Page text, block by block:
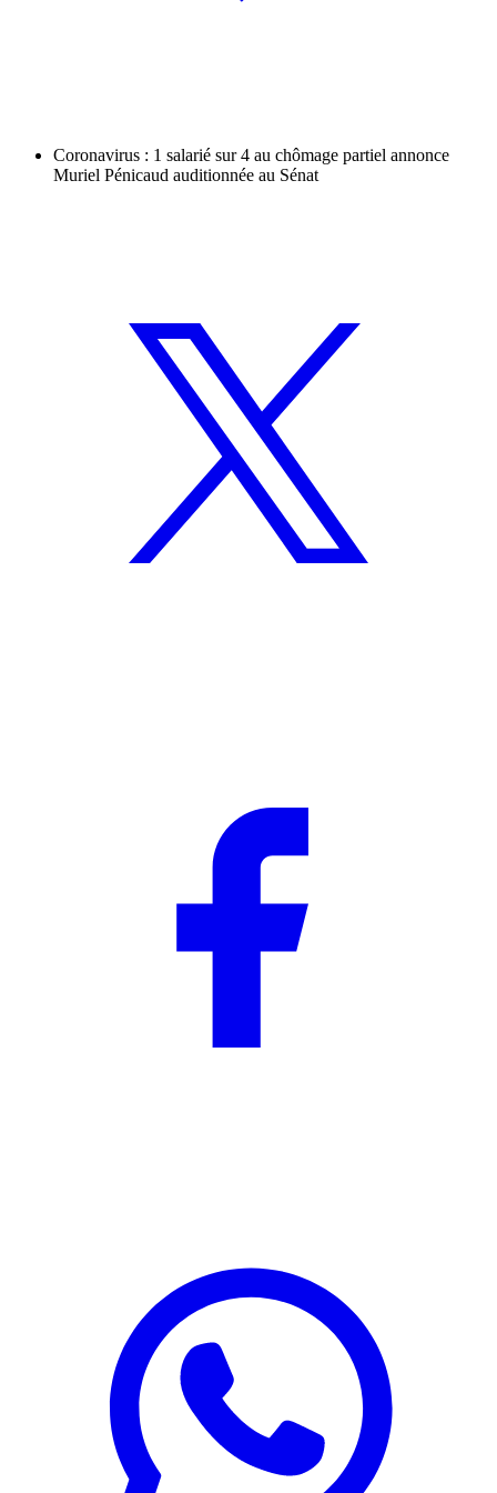
Coronavirus : 1 salarié sur 4 au chômage partiel annonce
Muriel Pénicaud auditionnée au Sénat